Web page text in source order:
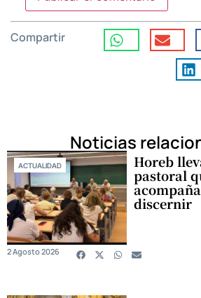
Compartir
Noticias
ACTUALIDAD Horeb
pastoral
discernir
2 Agosto 2026